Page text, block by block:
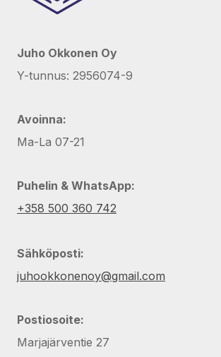
Juho Okkonen Oy
Y-tunnus: 2956074-9
Avoinna:
Ma-La 07-21
Puhelin & WhatsApp:
+358 500 360 742
Sähköposti:
juhookkonenoy@gmail.com
Postiosoite:
Marjajärventie 27